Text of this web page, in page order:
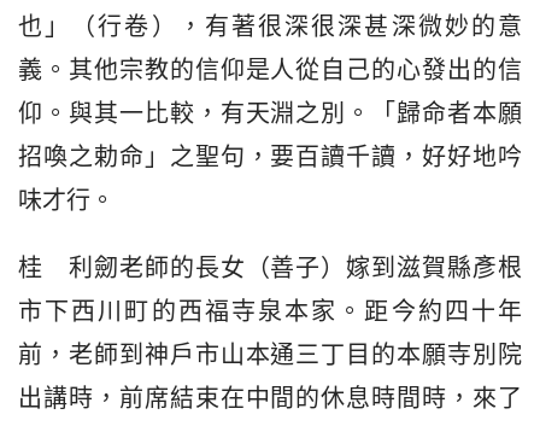
也」（行卷），有著很深很深甚深微妙的意
義。其他宗教的信仰是人從自己的心發出的信
仰。與其一比較，有天淵之別。「歸命者本願
招喚之勅命」之聖句，要百讀千讀，好好地吟
味才行。
桂　利劒老師的長女（善子）嫁到滋賀縣彥根
市下西川町的西福寺泉本家。距今約四十年
前，老師到神戶市山本通三丁目的本願寺別院
出講時，前席結束在中間的休息時間時，來了